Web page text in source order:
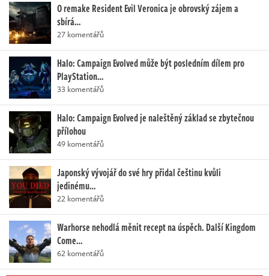
O remake Resident Evil Veronica je obrovský zájem a
sbírá…
27 komentářů
Halo: Campaign Evolved může být posledním dílem pro
PlayStation…
33 komentářů
Halo: Campaign Evolved je naleštěný základ se zbytečnou
přílohou
49 komentářů
Japonský vývojář do své hry přidal češtinu kvůli
jedinému…
22 komentářů
Warhorse nehodlá měnit recept na úspěch. Další Kingdom
Come…
62 komentářů